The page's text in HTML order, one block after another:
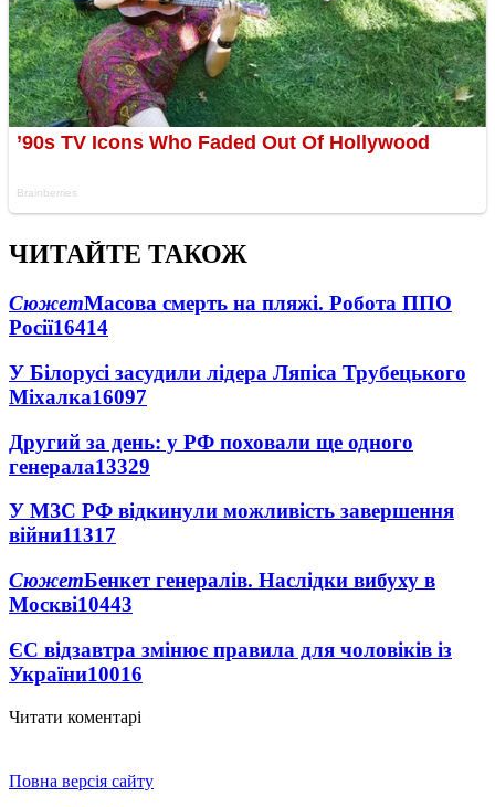
ЧИТАЙТЕ ТАКОЖ
СюжетМасова смерть на пляжі. Робота ППО
Росії16414
У Білорусі засудили лідера Ляпіса Трубецького
Міхалка16097
Другий за день: у РФ поховали ще одного
генерала13329
У МЗС РФ відкинули можливість завершення
війни11317
СюжетБенкет генералів. Наслідки вибуху в
Москві10443
ЄС відзавтра змінює правила для чоловіків із
України10016
Читати коментарі
Повна версія сайту